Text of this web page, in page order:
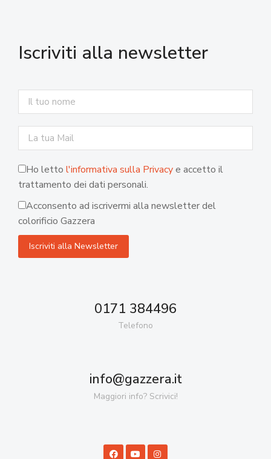
Iscriviti alla newsletter
Ho letto l'informativa sulla Privacye accetto il
trattamento dei dati personali.
Acconsento ad iscrivermi alla newsletter del
colorificio Gazzera
0171 384496
Telefono
info@gazzera.it
Maggiori info? Scrivici!